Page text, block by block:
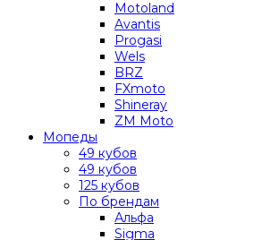
Motoland
Avantis
Progasi
Wels
BRZ
FXmoto
Shineray
ZM Moto
Мопеды
49 кубов
49 кубов
125 кубов
По брендам
Альфа
Sigma